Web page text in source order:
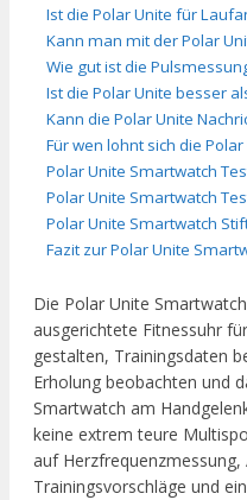
Ist die Polar Unite für
Kann man mit der Polar
Wie gut ist die
Ist die Polar Unite besser
Kann die Polar Unite
Für wen lohnt sich die
Polar Unite Smartwatch
Polar Unite Smartwatch
Polar Unite Smartwatch
Fazit zur Polar Unite
Die Polar Unite
ausgerichtete Fitnessuhr
gestalten, Trainingsdaten
Erholung beobachten und
Smartwatch am
keine extrem teure
auf
Trainingsvorschläge und